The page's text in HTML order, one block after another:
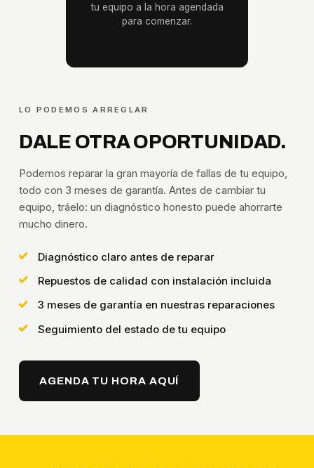
tu equipo a la hora agendada
para comenzar.
LO PODEMOS ARREGLAR
DALE OTRA OPORTUNIDAD.
Podemos reparar la gran mayoría de fallas de tu equipo,
todo con 3 meses de garantía. Antes de cambiar tu
equipo, tráelo: un diagnóstico honesto puede ahorrarte
mucho dinero.
Diagnóstico claro antes de reparar
Repuestos de calidad con instalación incluida
3 meses de garantía en nuestras reparaciones
Seguimiento del estado de tu equipo
AGENDA TU HORA AQUÍ